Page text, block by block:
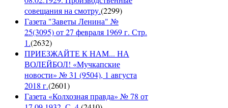
совещания на смотру.(2299)
Газета "Заветы Ленина" №
25(3095) от 27 февраля 1969 г. Стр.
1.(2632)
ПРИЕЗЖАЙТЕ К НАМ... НА
ВОЛЕЙБОЛ! «Мучкапские
новости» № 31 (9504), 1 августа
2018 г.(2601)
Газета «Колхозная правда» № 78 от